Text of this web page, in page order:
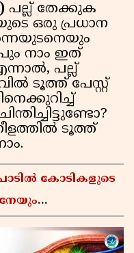
പല്ല് തേക്കുക
ഒരു പ്രധാന
നാം ഇത്
പല്ല്
ടൂത്ത് പേസ്റ്റ്
ടൂത്ത്
കോടികളുടെ
സംഘം